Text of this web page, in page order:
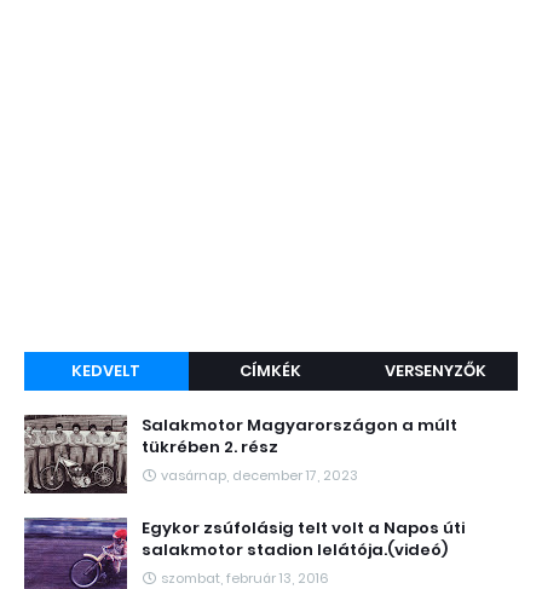
KEDVELT CÍMKÉK VERSENYZŐK
Salakmotor Magyarországon a múlt
tükrében 2. rész
vasárnap, december 17, 2023
Egykor zsúfolásig telt volt a Napos úti
salakmotor stadion lelátója.(videó)
szombat, február 13, 2016